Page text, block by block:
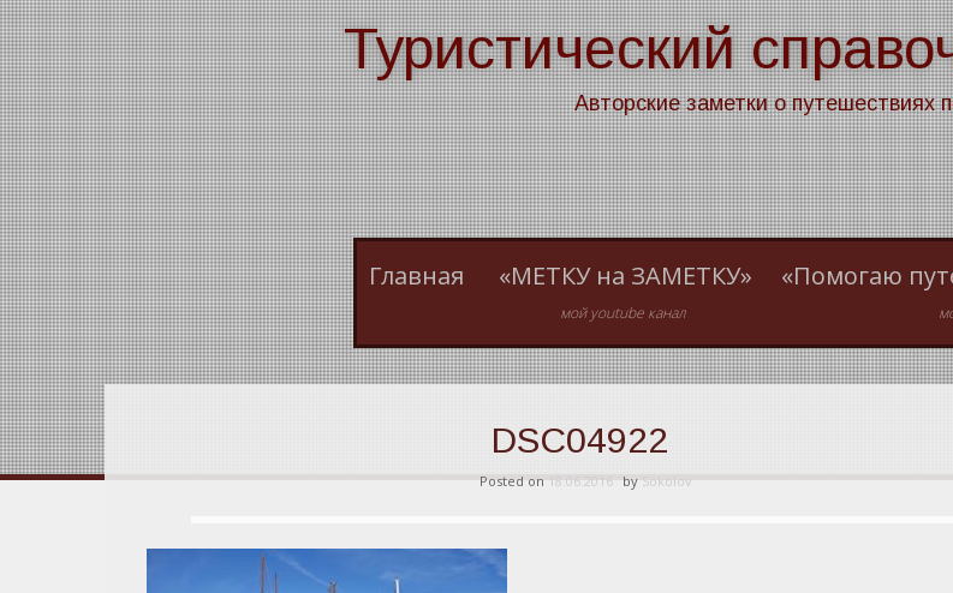
Skip
to
content
Туристический
Авторские заметки о путешествиях
Главная «МЕТКУ на ЗАМЕТКУ»
мой youtube канал
«Помогаю
DSC04922
Posted on 18.06.2016 by Sokolov